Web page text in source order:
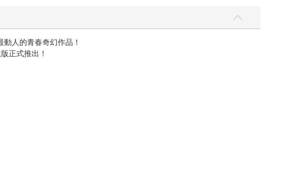
人的青春奇幻作品！
正式推出！